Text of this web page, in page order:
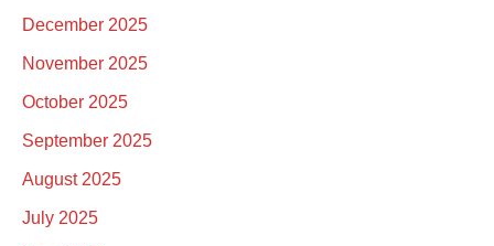
December 2025
November 2025
October 2025
September 2025
August 2025
July 2025